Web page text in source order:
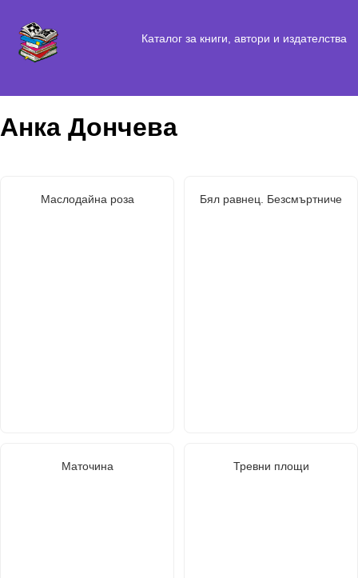
Каталог за книги, автори и издателства
Анка Дончева
Маслодайна роза Бял равнец. Безсмъртниче
Маточина Тревни площи